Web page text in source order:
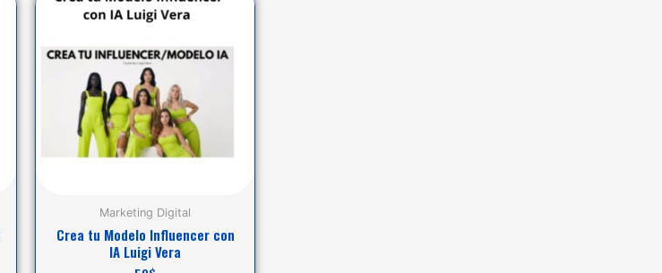
Marketing Digital
Crea tu Modelo Influencer con
IA Luigi Vera